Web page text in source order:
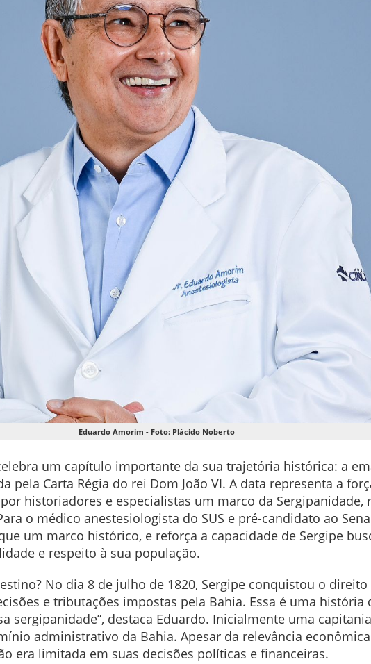
Eduardo Amorim - Foto: Plácido Noberto
um capítulo importante da sua trajetória histórica: a
pela Carta Régia do rei Dom João VI. A data representa a
historiadores e especialistas um marco da
o médico anestesiologista do SUS e pré-candidato ao
um marco histórico, e reforça a capacidade de Sergipe
e respeito à sua população.
No dia 8 de julho de 1820, Sergipe conquistou o
e tributações impostas pela Bahia. Essa é uma história
sergipanidade”, destaca Eduardo. Inicialmente uma
administrativo da Bahia. Apesar da relevância
era limitada em suas decisões políticas e financeiras.